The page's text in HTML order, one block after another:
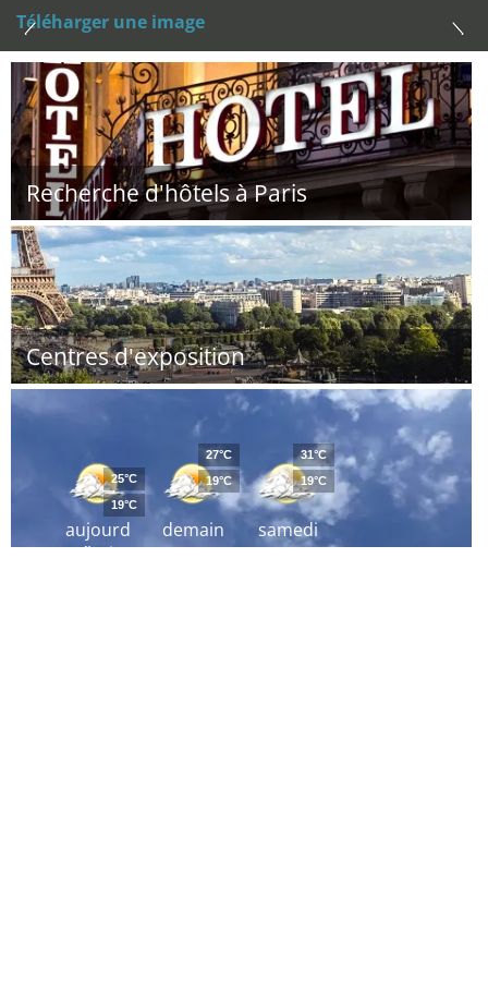
Téléharger une image
Recherche d'hôtels à Paris
Centres d'exposition
aujourd
´hui
25°C
19°C
demain
27°C
19°C
samedi
31°C
19°C